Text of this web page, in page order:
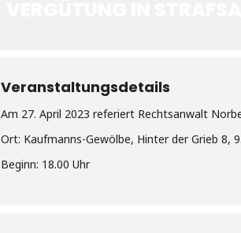
Veranstaltungsdetails
Am 27. April 2023 referiert Rechtsanwalt
Ort: Kaufmanns-Gewölbe, Hinter der Grieb 8,
Beginn: 18.00 Uhr